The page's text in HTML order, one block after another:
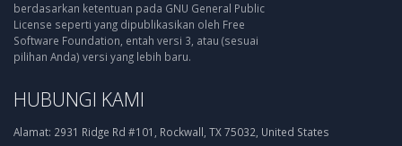
berdasarkan ketentuan pada GNU General Public
License seperti yang dipublikasikan oleh Free
Software Foundation, entah versi 3, atau (sesuai
pilihan Anda) versi yang lebih baru.
HUBUNGI KAMI
Alamat: 2931 Ridge Rd #101, Rockwall, TX 75032, United States